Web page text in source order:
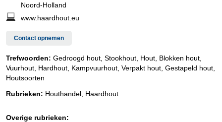
Noord-Holland
www.haardhout.eu
Contact opnemen
Trefwoorden: Gedroogd hout, Stookhout, Hout, Blokken hout,
Vuurhout, Hardhout, Kampvuurhout, Verpakt hout, Gestapeld hout,
Houtsoorten
Rubrieken: Houthandel Haardhout
Overige rubrieken: